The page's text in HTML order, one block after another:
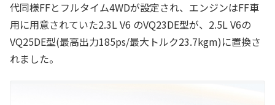
代同様FFとフルタイム4WDが設定され、エンジンはFF車
用に用意されていた2.3L V6 のVQ23DE型が、2.5L V6の
VQ25DE型(最高出力185ps/最大トルク23.7kgm)に置換さ
れました。